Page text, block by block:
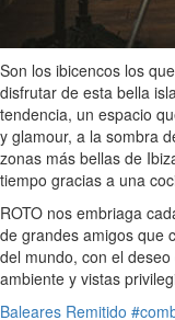
Son los ibicencos los
disfrutar de esta bella
tendencia, un espacio
y glamour, a la sombra
zonas más bellas de
tiempo gracias a una
ROTO nos embriaga
de grandes amigos que
del mundo, con el
ambiente y vistas
Baleares Remitido